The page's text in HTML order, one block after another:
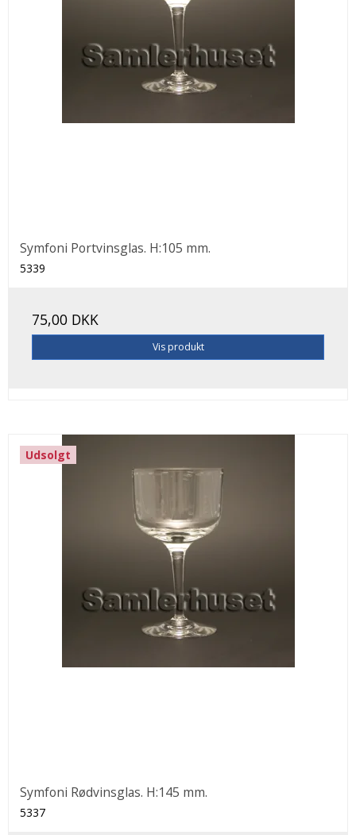
Symfoni Portvinsglas. H:105 mm.
5339
75,00 DKK
Vis produkt
Udsolgt
Symfoni Rødvinsglas. H:145 mm.
5337